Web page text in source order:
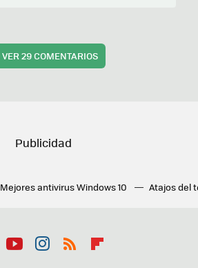
VER29 COMENTARIOS
Mejores antivirus Windows 10 Atajos del